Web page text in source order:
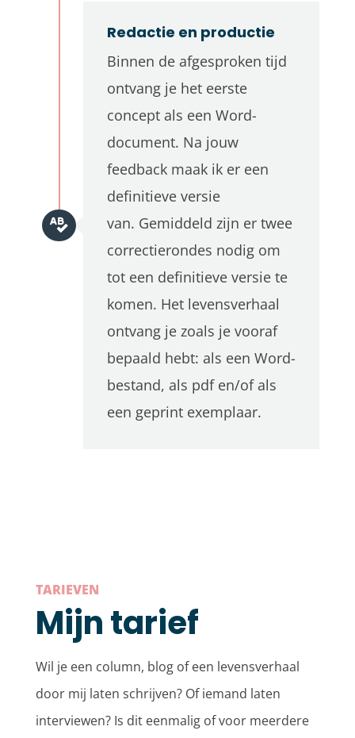
Redactie en productie
Binnen de afgesproken tijd
ontvang je het eerste
concept als een Word-
document. Na jouw
feedback maak ik er een
definitieve versie
van. Gemiddeld zijn er twee
correctierondes nodig om
tot een definitieve versie te
komen. Het levensverhaal
ontvang je zoals je vooraf
bepaald hebt: als een Word-
bestand, als pdf en/of als
een geprint exemplaar.
TARIEVEN
Mijn tarief
Wil je een column, blog of een levensverhaal
door mij laten schrijven? Of iemand laten
interviewen? Is dit eenmalig of voor meerdere